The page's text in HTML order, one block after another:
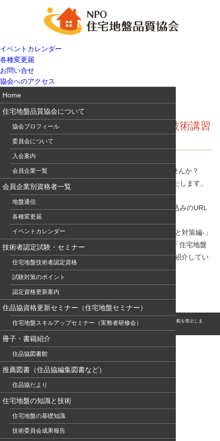
イベントカレンダー
各種変更届
お問い合せ
協会へのアクセス
Home
住宅地盤品質協会について
協会プロフィール
委員会について
入会案内
会員企業一覧
会員企業別資格者一覧
地盤通信
各種変更届
イベントカレンダー
技術者認定試験・セミナー
住宅地盤技術者認定資格
試験対策のポイント
認定資格更新案内
住品協資格更新セミナー（住宅地盤セミナー）
住宅地盤スキルアップセミナー（実務者研修会）
冊子・書籍紹介
住品協図書館
推薦図書（住品協編集図書など）
住品協だより
住宅地盤の知識と技術
住宅地盤の基礎知識
技術委員会成果報告
地盤通信396 住品協技術報告会＆技術講習
会のご案内
「第6回 住品協技術報告会」のお申込み忘れはありませんか？
会場とWebのハイブリッド形式で3/24（金）に開催いたします。
是非ご参加下さい。
詳細と申込方法および申込書のダウンロード、Web申込みのURL
は、住品協技術報告会ページ
3/18（土）開催「スキルアップ研修会-住宅地盤の沈下と対策編-」
（地盤品質判定士会関西支部主催）、3/23（木）開催「住宅地盤
の安全安心講演会2022」（地盤品質判定士会主催）も紹介してい
ます。
（地盤通信396）
© このホームページの著作権は、NPO 住宅地盤品質協会に属します。無断転用・転載を禁止しま
す。